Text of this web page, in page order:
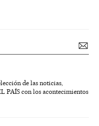
de las noticias,
PAÍS con los acontecimientos